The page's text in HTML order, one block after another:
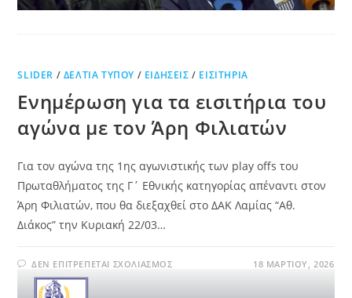
SLIDER / ΔΕΛΤΊΑ ΤΎΠΟΥ / ΕΙΔΉΣΕΙΣ / ΕΙΣΙΤΉΡΙΑ
Ενημέρωση για τα εισιτήρια του
αγώνα με τον Άρη Φιλιατών
Για τον αγώνα της 1ης αγωνιστικής των play offs του
Πρωταθλήματος της Γ΄ Εθνικής κατηγορίας απέναντι στον
Άρη Φιλιατών, που θα διεξαχθεί στο ΔΑΚ Λαμίας “Αθ.
Διάκος” την Κυριακή 22/03…
ΔΕΝ ΕΠΙΤΡΈΠΕΤΑΙ ΣΧΟΛΙΑΣΜΌΣ 18 ΜΑΡΤΊΟΥ, 2026